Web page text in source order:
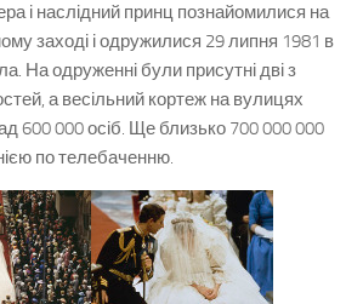
і наслідний принц познайомилися на
заході і одружилися 29 липня 1981 в
На одруженні були присутні дві з
а весільний кортеж на вулицях
600 000 осіб. Ще близько 700 000 000
по телебаченню.